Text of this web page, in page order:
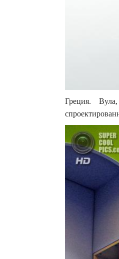
Греция.